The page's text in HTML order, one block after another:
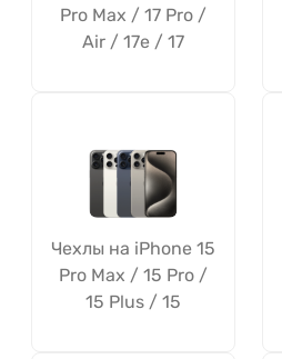
Pro Max / 17 Pro /
Air / 17e / 17
Чехлы на iPhone 15
Pro Max / 15 Pro /
15 Plus / 15